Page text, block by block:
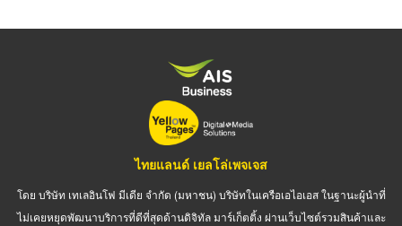
ไทยแลนด์ เยลโล่เพจเจส
โดย บริษัท เทเลอินโฟ มีเดีย จำกัด (มหาชน) บริษัทในเครือเอไอเอส ในฐานะผู้นำที่
ไม่เคยหยุดพัฒนาบริการที่ดีที่สุดด้านดิจิทัล มาร์เก็ตติ้ง ผ่านเว็บไซต์รวมสินค้าและ